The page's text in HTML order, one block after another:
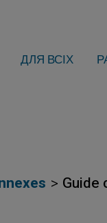
ДЛЯ ВСІХ
Guide